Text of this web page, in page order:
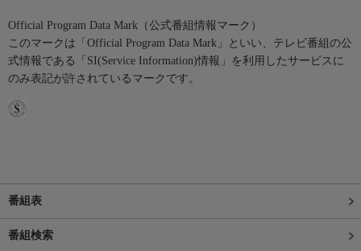
Official Program Data Mark（公式番組情報マーク）
このマークは「Official Program Data Mark」といい、テレビ番組の公
式情報である「SI(Service Information)情報」を利用したサービスに
のみ表記が許されているマークです。
番組表
番組検索